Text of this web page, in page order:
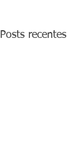
Posts recentes